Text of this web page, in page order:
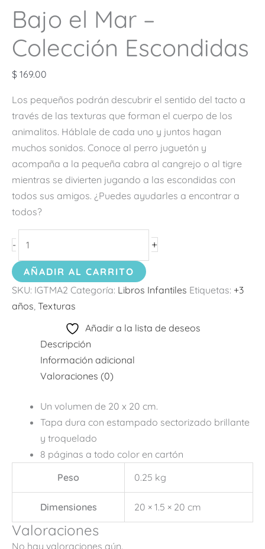
Bajo el Mar –
Colección Escondidas
$ 169.00
Los pequeños podrán descubrir el sentido del tacto a
través de las texturas que forman el cuerpo de los
animalitos. Háblale de cada uno y juntos hagan
muchos sonidos. Conoce al perro juguetón y
acompaña a la pequeña cabra al cangrejo o al tigre
mientras se divierten jugando a las escondidas con
todos sus amigos. ¿Puedes ayudarles a encontrar a
todos?
- +
AÑADIR AL CARRITO
SKU: IGTMA2 Categoría: Libros Infantiles Etiquetas: +3
años Texturas
Añadir a la lista de deseos
Descripción
Información adicional
Valoraciones (0)
Un volumen de 20 x 20 cm.
Tapa dura con estampado sectorizado brillante
y troquelado
8 páginas a todo color en cartón
Peso
0.25 kg
Dimensiones 20 × 1.5 × 20 cm
Valoraciones
No hay valoraciones aún.